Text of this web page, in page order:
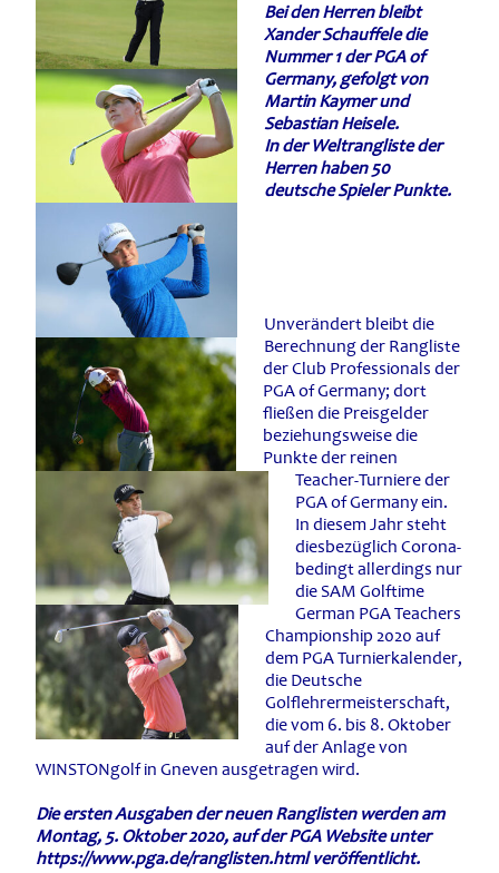
Bei den Herren bleibt
Xander Schauffele die
Nummer 1 der PGA of
Germany, gefolgt von
Martin Kaymer und
Sebastian Heisele.
In der Weltrangliste der
Herren haben 50
deutsche Spieler Punkte.
Unverändert bleibt die
Berechnung der Rangliste
der Club Professionals der
PGA of Germany; dort
fließen die Preisgelder
beziehungsweise die
Punkte der reinen
Teacher-Turniere der
PGA of Germany ein.
In diesem Jahr steht
diesbezüglich Corona-
bedingt allerdings nur
die SAM Golftime
German PGA Teachers
Championship 2020 auf
dem PGA Turnierkalender,
die Deutsche
Golflehrermeisterschaft,
die vom 6. bis 8. Oktober
auf der Anlage von
WINSTONgolf in Gneven ausgetragen wird.
Die ersten Ausgaben der neuen Ranglisten werden am
Montag, 5. Oktober 2020, auf der PGA Website unter
https://www.pga.de/ranglisten.html veröffentlicht.